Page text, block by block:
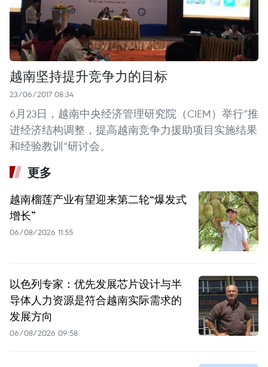
越南坚持提升竞争力的目标
23/06/2017 08:34
6月23日，越南中央经济管理研究院（CIEM）举行“推
进经济结构调整，提高越南竞争力援助项目实施结果
和经验教训”研讨会。
更多
越南榴莲产业有望迎来第二轮“爆发式
增长”
06/08/2026 11:55
以色列专家：优先发展芯片设计与半
导体人力资源是符合越南实际需求的
发展方向
06/08/2026 09:58